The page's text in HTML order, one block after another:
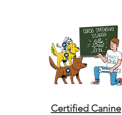
Certified Canine